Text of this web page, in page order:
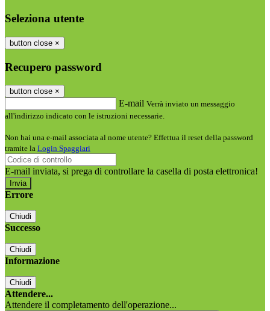
Seleziona utente
button close ×
Recupero password
button close ×
E-mail Verrà inviato un messaggio
all'indirizzo indicato con le istruzioni necessarie.
Non hai una e-mail associata al nome utente? Effettua il reset della password
tramite la Login Spaggiari
E-mail inviata, si prega di controllare la casella di posta elettronica!
Errore
Chiudi
Successo
Chiudi
Informazione
Chiudi
Attendere...
Attendere il completamento dell'operazione...